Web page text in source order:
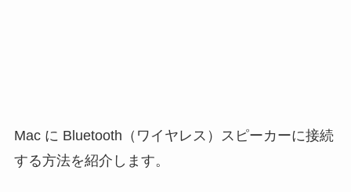
Mac に Bluetooth（ワイヤレス）スピーカーに接続
する方法を紹介します。